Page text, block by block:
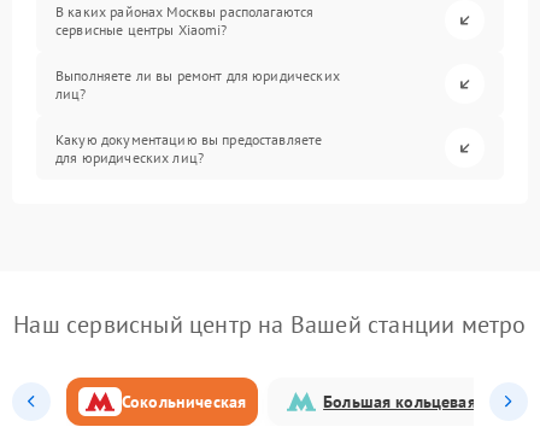
В каких районах Москвы располагаются
сервисные центры Xiaomi?
Выполняете ли вы ремонт для юридических
лиц?
Какую документацию вы предоставляете
для юридических лиц?
Наш сервисный центр на Вашей станции метро
Сокольническая Большая кольцевая